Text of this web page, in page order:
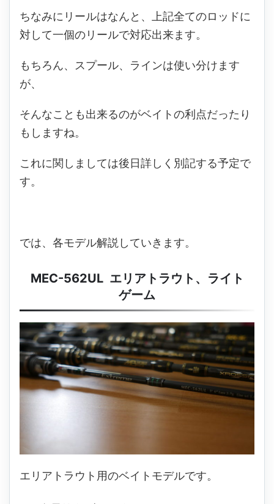
ちなみにリールはなんと、上記全てのロッドに
対して一個のリールで対応出来ます。
もちろん、スプール、ラインは使い分けます
が、
そんなことも出来るのがベイトの利点だったり
もしますね。
これに関しましては後日詳しく別記する予定で
す。
では、各モデル解説していきます。
MEC-562UL エリアトラウト、ライト
ゲーム
エリアトラウト用のベイトモデルです。